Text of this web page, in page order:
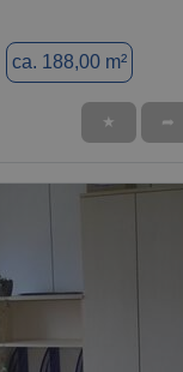
ca. 188,00 m²
★ ➦